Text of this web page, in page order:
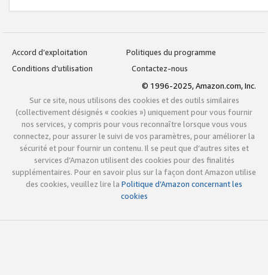
Accord d’exploitation
Politiques du programme
Conditions d’utilisation
Contactez-nous
© 1996-2025, Amazon.com, Inc.
Sur ce site, nous utilisons des cookies et des outils similaires
(collectivement désignés « cookies ») uniquement pour vous fournir
nos services, y compris pour vous reconnaître lorsque vous vous
connectez, pour assurer le suivi de vos paramètres, pour améliorer la
sécurité et pour fournir un contenu. Il se peut que d’autres sites et
services d’Amazon utilisent des cookies pour des finalités
supplémentaires. Pour en savoir plus sur la façon dont Amazon utilise
des cookies, veuillez lire la Politique d’Amazon concernant les
cookies